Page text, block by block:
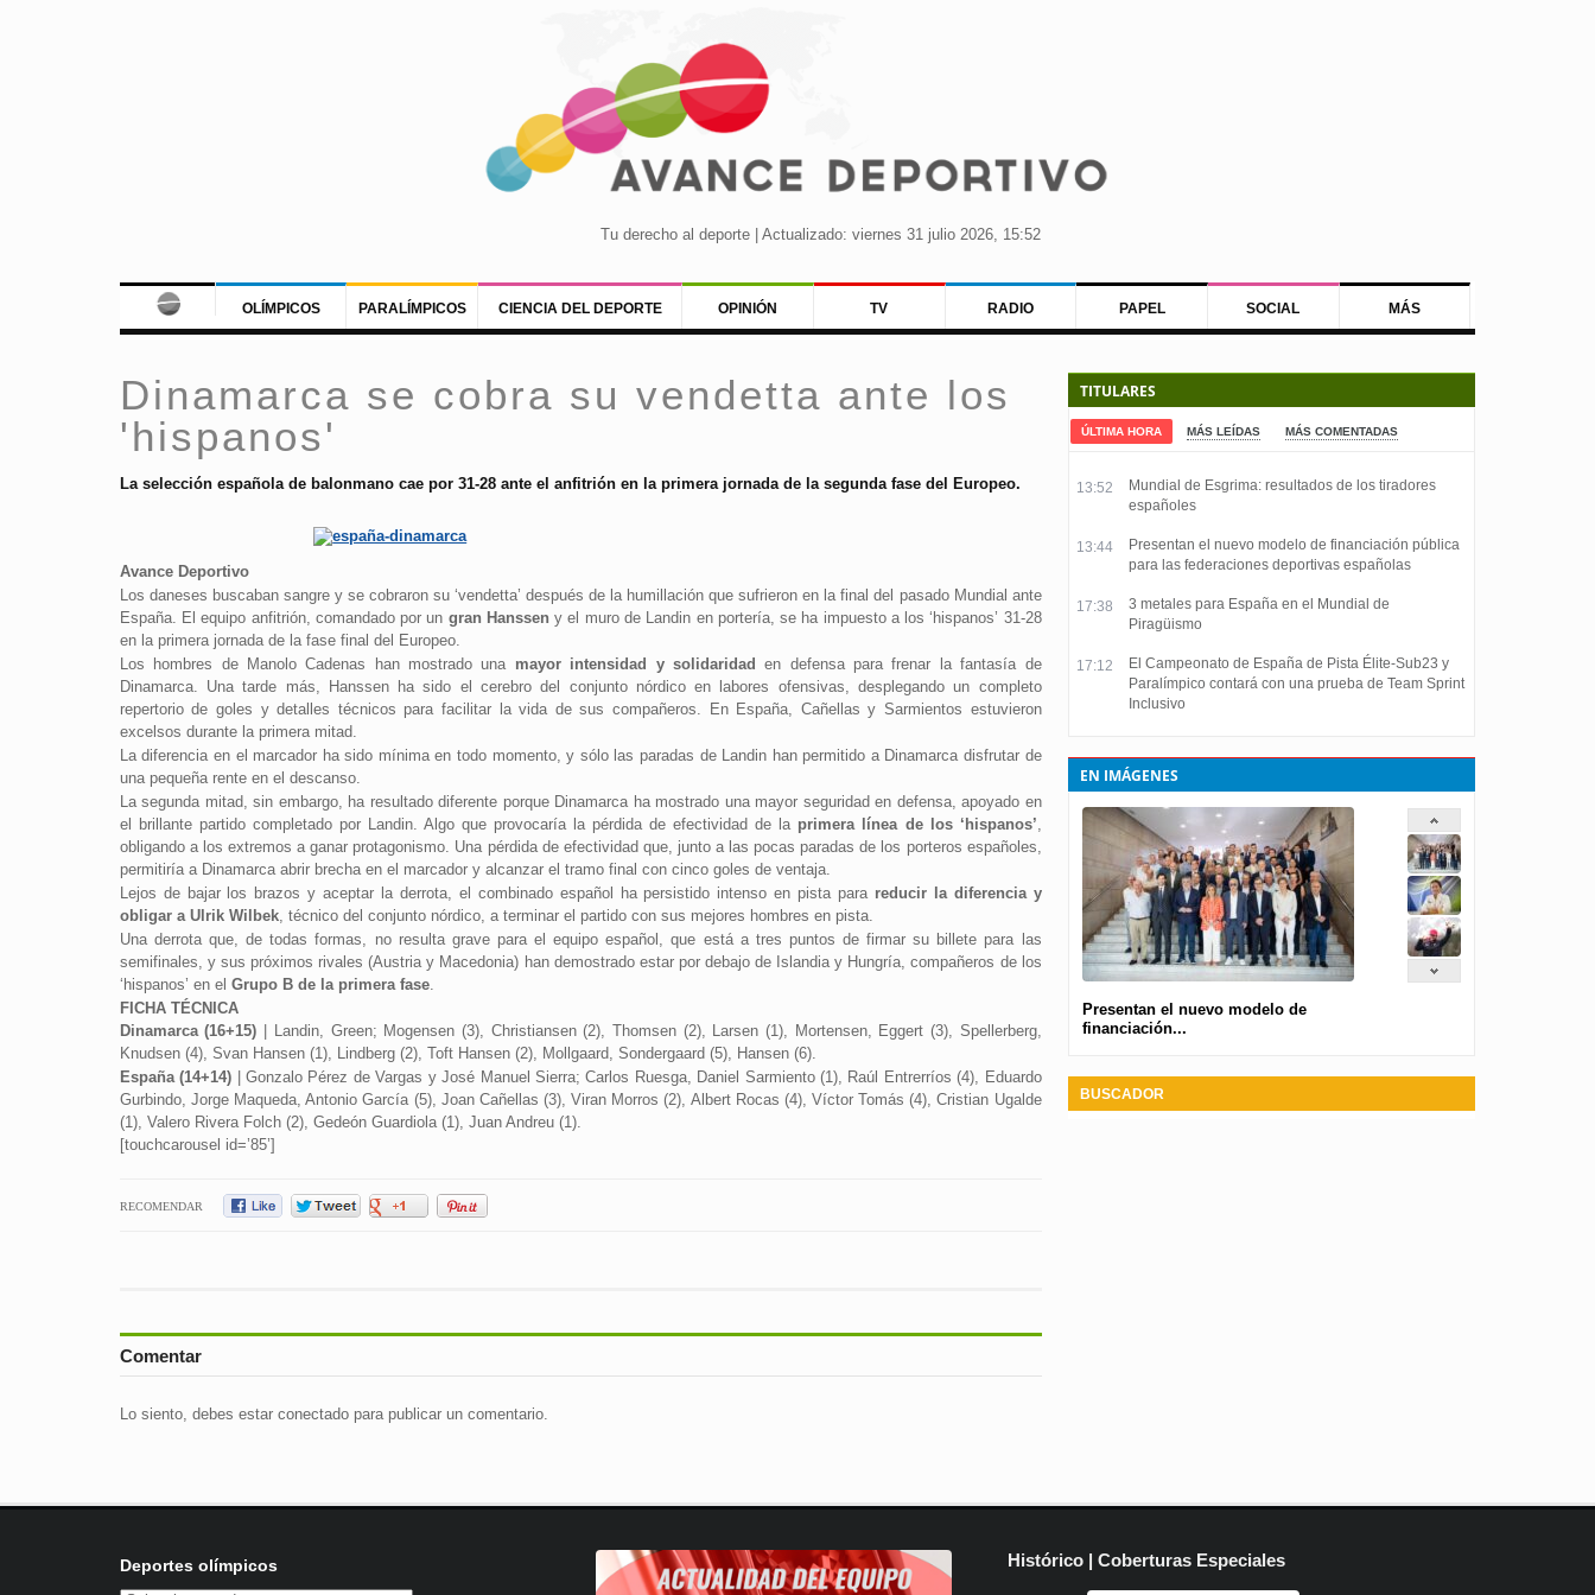
Tu derecho al deporte | Actualizado: viernes 31 julio 2026, 15:52
OLÍMPICOS PARALÍMPICOS CIENCIA DEL DEPORTE OPINIÓN TV RADIO PAPEL SOCIAL MÁS
Dinamarca se cobra su vendetta ante los
'hispanos'
La selección española de balonmano cae por 31-28 ante el anfitrión en la primera jornada de la segunda fase del Europeo.
Avance Deportivo
Los daneses buscaban sangre y se cobraron su ‘vendetta’ después de la humillación que sufrieron en la final del pasado Mundial ante
España. El equipo anfitrión, comandado por un gran Hanssen y el muro de Landin en portería, se ha impuesto a los ‘hispanos’ 31-28
en la primera jornada de la fase final del Europeo.
Los hombres de Manolo Cadenas han mostrado una mayor intensidad y solidaridad en defensa para frenar la fantasía de
Dinamarca. Una tarde más, Hanssen ha sido el cerebro del conjunto nórdico en labores ofensivas, desplegando un completo
repertorio de goles y detalles técnicos para facilitar la vida de sus compañeros. En España, Cañellas y Sarmientos estuvieron
excelsos durante la primera mitad.
La diferencia en el marcador ha sido mínima en todo momento, y sólo las paradas de Landin han permitido a Dinamarca disfrutar de
una pequeña rente en el descanso.
La segunda mitad, sin embargo, ha resultado diferente porque Dinamarca ha mostrado una mayor seguridad en defensa, apoyado en
el brillante partido completado por Landin. Algo que provocaría la pérdida de efectividad de la primera línea de los ‘hispanos’,
obligando a los extremos a ganar protagonismo. Una pérdida de efectividad que, junto a las pocas paradas de los porteros españoles,
permitiría a Dinamarca abrir brecha en el marcador y alcanzar el tramo final con cinco goles de ventaja.
Lejos de bajar los brazos y aceptar la derrota, el combinado español ha persistido intenso en pista para reducir la diferencia y
obligar a Ulrik Wilbek, técnico del conjunto nórdico, a terminar el partido con sus mejores hombres en pista.
Una derrota que, de todas formas, no resulta grave para el equipo español, que está a tres puntos de firmar su billete para las
semifinales, y sus próximos rivales (Austria y Macedonia) han demostrado estar por debajo de Islandia y Hungría, compañeros de los
‘hispanos’ en el Grupo B de la primera fase.
FICHA TÉCNICA
Dinamarca (16+15) | Landin, Green; Mogensen (3), Christiansen (2), Thomsen (2), Larsen (1), Mortensen, Eggert (3), Spellerberg,
Knudsen (4), Svan Hansen (1), Lindberg (2), Toft Hansen (2), Mollgaard, Sondergaard (5), Hansen (6).
España (14+14) | Gonzalo Pérez de Vargas y José Manuel Sierra; Carlos Ruesga, Daniel Sarmiento (1), Raúl Entrerríos (4), Eduardo
Gurbindo, Jorge Maqueda, Antonio García (5), Joan Cañellas (3), Viran Morros (2), Albert Rocas (4), Víctor Tomás (4), Cristian Ugalde
(1), Valero Rivera Folch (2), Gedeón Guardiola (1), Juan Andreu (1).
[touchcarousel id=’85’]
RECOMENDAR
Comentar
Lo siento, debes estar conectadopara publicar un comentario.
TITULARES
ÚLTIMA HORA MÁS LEÍDAS MÁS COMENTADAS
13:52
Mundial de Esgrima: resultados de los tiradores
españoles
13:44
Presentan el nuevo modelo de financiación pública
para las federaciones deportivas españolas
17:38
3 metales para España en el Mundial de
Piragüismo
17:12
El Campeonato de España de Pista Élite-Sub23 y
Paralímpico contará con una prueba de Team Sprint
Inclusivo
EN IMÁGENES
Presentan el nuevo modelo de
financiación...
BUSCADOR
Deportes olímpicos Histórico | Coberturas Especiales